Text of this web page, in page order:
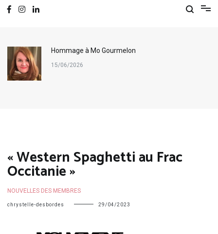
Hommage à Mo Gourmelon
15/06/2026
« Western Spaghetti au Frac
Occitanie »
NOUVELLES DES MEMBRES
chrystelle-desbordes 29/04/2023